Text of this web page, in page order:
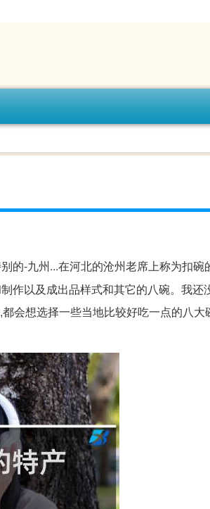
的-九州...在河北的沧州老席上称为扣
作以及成出品样式和其它的八碗。我还
会想选择一些当地比较好吃一点的八